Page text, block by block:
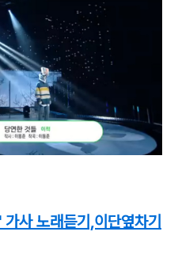
사 노래듣기,이단옆차기